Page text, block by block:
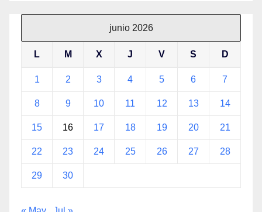
junio 2026
L M X J V S D
1 2 3 4 5 6 7
8 9 10 11 12 13 14
15 16 17 18 19 20 21
22 23 24 25 26 27 28
29 30